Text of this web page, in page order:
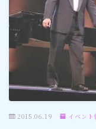
深見東州 (半田晴
ワールドメイト
神道・宗教
2015.06.19 イベント